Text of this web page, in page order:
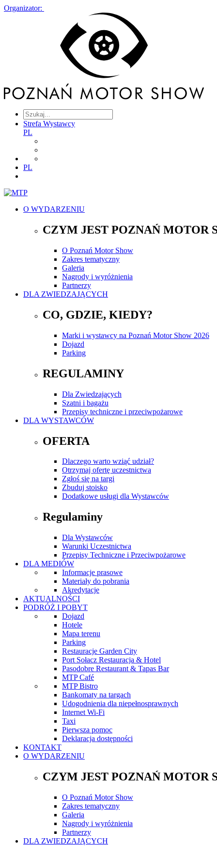
Organizator:
Strefa Wystawcy
PL
PL
O WYDARZENIU
CZYM JEST POZNAŃ MOTOR
O Poznań Motor Show
Zakres tematyczny
Galeria
Nagrody i wyróżnienia
Partnerzy
DLA ZWIEDZAJĄCYCH
CO, GDZIE, KIEDY?
Marki i wystawcy na Poznań Motor Show 2026
Dojazd
Parking
REGULAMINY
Dla Zwiedzających
Szatni i bagażu
Przepisy techniczne i przeciwpożarowe
DLA WYSTAWCÓW
OFERTA
Dlaczego warto wziąć udział?
Otrzymaj ofertę uczestnictwa
Zgłoś się na targi
Zbuduj stoisko
Dodatkowe usługi dla Wystawców
Regulaminy
Dla Wystawców
Warunki Uczestnictwa
Przepisy Techniczne i Przeciwpożarowe
DLA MEDIÓW
Informacje prasowe
Materiały do pobrania
Akredytacje
AKTUALNOŚCI
PODRÓŻ I POBYT
Dojazd
Hotele
Mapa terenu
Parking
Restauracje Garden City
Port Sołacz Restauracja & Hotel
Pasodobre Restaurant & Tapas Bar
MTP Café
MTP Bistro
Bankomaty na targach
Udogodnienia dla niepełnosprawnych
Internet Wi-Fi
Taxi
Pierwsza pomoc
Deklaracja dostępności
KONTAKT
O WYDARZENIU
CZYM JEST POZNAŃ MOTOR
O Poznań Motor Show
Zakres tematyczny
Galeria
Nagrody i wyróżnienia
Partnerzy
DLA ZWIEDZAJĄCYCH